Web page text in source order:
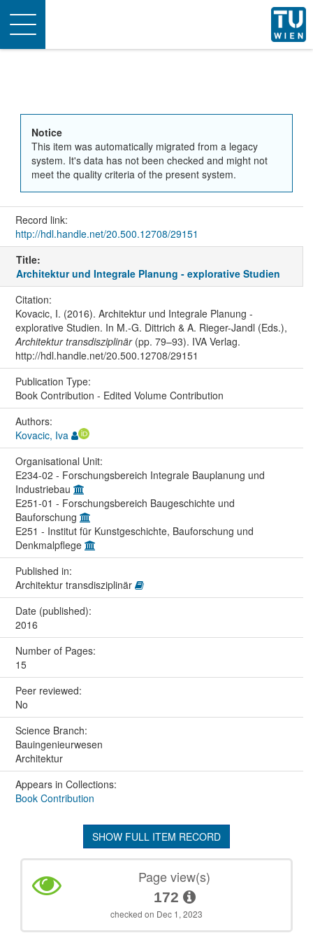
Toggle
navigation
Notice
This item was automatically migrated from a legacy
system. It's data has not been checked and might not
meet the quality criteria of the present system.
Record link:
http://hdl.handle.net/20.500.12708/29151
Title:
Architektur und Integrale Planung - explorative Studien
Citation:
Kovacic, I. (2016). Architektur und Integrale Planung -
explorative Studien. In M.-G. Dittrich & A. Rieger-Jandl (Eds.),
Architektur transdisziplinär(pp. 79–93). IVA Verlag.
http://hdl.handle.net/20.500.12708/29151
Publication Type:
Book Contribution - Edited Volume Contribution
Authors:
Kovacic, Iva
Organisational Unit:
E234-02 - Forschungsbereich Integrale Bauplanung und
Industriebau
E251-01 - Forschungsbereich Baugeschichte und
Bauforschung
E251 - Institut für Kunstgeschichte, Bauforschung und
Denkmalpflege
Published in:
Architektur transdisziplinär
Date (published):
2016
Number of Pages:
15
Peer reviewed:
No
Science Branch:
Bauingenieurwesen
Architektur
Appears in Collections:
Book Contribution
SHOW FULL ITEM RECORD
Page view(s)
172
checked on Dec 1, 2023